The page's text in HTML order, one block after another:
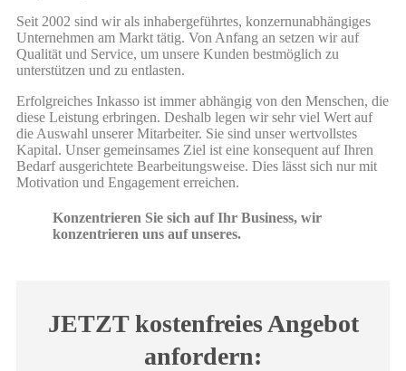
Seit 2002 sind wir als inhabergeführtes, konzernunabhängiges
Unternehmen am Markt tätig. Von Anfang an setzen wir auf
Qualität und Service, um unsere Kunden bestmöglich zu
unterstützen und zu entlasten.
Erfolgreiches Inkasso ist immer abhängig von den Menschen, die
diese Leistung erbringen. Deshalb legen wir sehr viel Wert auf
die Auswahl unserer Mitarbeiter. Sie sind unser wertvollstes
Kapital. Unser gemeinsames Ziel ist eine konsequent auf Ihren
Bedarf ausgerichtete Bearbeitungsweise. Dies lässt sich nur mit
Motivation und Engagement erreichen.
Konzentrieren Sie sich auf Ihr Business, wir
konzentrieren uns auf unseres.
JETZT kostenfreies Angebot
anfordern: